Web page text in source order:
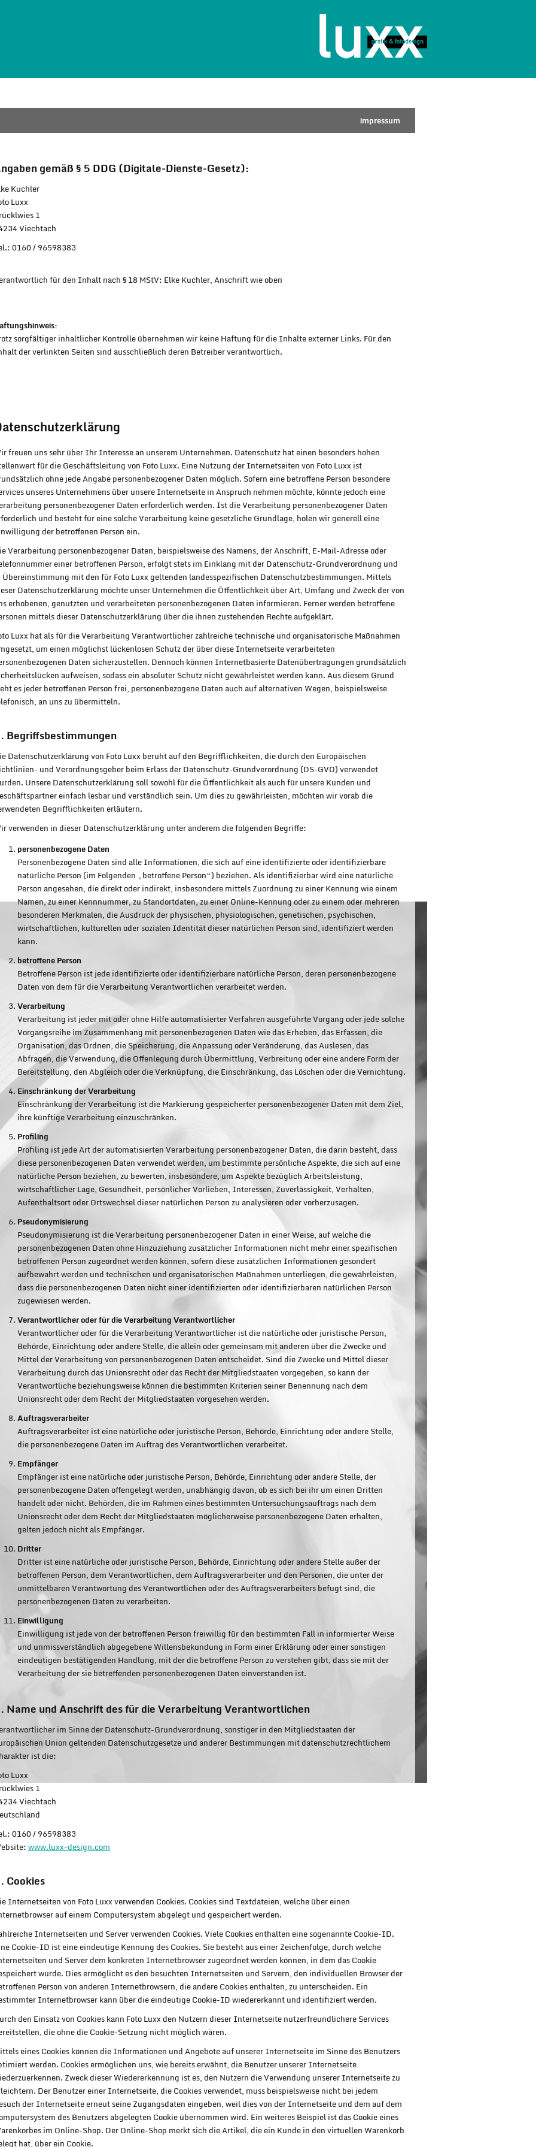
impressum
gemäß § 5 DDG (Digitale-Dienste-Gesetz):
Kuchler
Luxx
1
Viechtach
0160 / 96598383
für den Inhalt nach § 18 MStV: Elke Kuchler, Anschrift wie oben
sorgfältiger inhaltlicher Kontrolle übernehmen wir keine Haftung für die Inhalte externer Links. Für den
der verlinkten Seiten sind ausschließlich deren Betreiber verantwortlich.
freuen uns sehr über Ihr Interesse an unserem Unternehmen. Datenschutz hat einen besonders hohen
für die Geschäftsleitung von Foto Luxx. Eine Nutzung der Internetseiten von Foto Luxx ist
ohne jede Angabe personenbezogener Daten möglich. Sofern eine betroffene Person besondere
unseres Unternehmens über unsere Internetseite in Anspruch nehmen möchte, könnte jedoch eine
personenbezogener Daten erforderlich werden. Ist die Verarbeitung personenbezogener Daten
und besteht für eine solche Verarbeitung keine gesetzliche Grundlage, holen wir generell eine
der betroffenen Person ein.
Verarbeitung personenbezogener Daten, beispielsweise des Namens, der Anschrift, E-Mail-Adresse oder
einer betroffenen Person, erfolgt stets im Einklang mit der Datenschutz-Grundverordnung und
mit den für Foto Luxx geltenden landesspezifischen Datenschutzbestimmungen. Mittels
Datenschutzerklärung möchte unser Unternehmen die Öffentlichkeit über Art, Umfang und Zweck der von
erhobenen, genutzten und verarbeiteten personenbezogenen Daten informieren. Ferner werden betroffene
mittels dieser Datenschutzerklärung über die ihnen zustehenden Rechte aufgeklärt.
Luxx hat als für die Verarbeitung Verantwortlicher zahlreiche technische und organisatorische Maßnahmen
um einen möglichst lückenlosen Schutz der über diese Internetseite verarbeiteten
Daten sicherzustellen. Dennoch können Internetbasierte Datenübertragungen grundsätzlich
aufweisen, sodass ein absoluter Schutz nicht gewährleistet werden kann. Aus diesem Grund
es jeder betroffenen Person frei, personenbezogene Daten auch auf alternativen Wegen, beispielsweise
an uns zu übermitteln.
Begriffsbestimmungen
Datenschutzerklärung von Foto Luxx beruht auf den Begrifflichkeiten, die durch den Europäischen
und Verordnungsgeber beim Erlass der Datenschutz-Grundverordnung (DS-GVO) verwendet
Unsere Datenschutzerklärung soll sowohl für die Öffentlichkeit als auch für unsere Kunden und
einfach lesbar und verständlich sein. Um dies zu gewährleisten, möchten wir vorab die
Begrifflichkeiten erläutern.
verwenden in dieser Datenschutzerklärung unter anderem die folgenden Begriffe:
personenbezogene Daten
Personenbezogene Daten sind alle Informationen, die sich auf eine identifizierte oder identifizierbare
natürliche Person (im Folgenden „betroffene Person“) beziehen. Als identifizierbar wird eine natürliche
Person angesehen, die direkt oder indirekt, insbesondere mittels Zuordnung zu einer Kennung wie einem
Namen, zu einer Kennnummer, zu Standortdaten, zu einer Online-Kennung oder zu einem oder mehreren
besonderen Merkmalen, die Ausdruck der physischen, physiologischen, genetischen, psychischen,
wirtschaftlichen, kulturellen oder sozialen Identität dieser natürlichen Person sind, identifiziert werden
kann.
betroffene Person
Betroffene Person ist jede identifizierte oder identifizierbare natürliche Person, deren personenbezogene
Daten von dem für die Verarbeitung Verantwortlichen verarbeitet werden.
Verarbeitung
Verarbeitung ist jeder mit oder ohne Hilfe automatisierter Verfahren ausgeführte Vorgang oder jede solche
Vorgangsreihe im Zusammenhang mit personenbezogenen Daten wie das Erheben, das Erfassen, die
Organisation, das Ordnen, die Speicherung, die Anpassung oder Veränderung, das Auslesen, das
Abfragen, die Verwendung, die Offenlegung durch Übermittlung, Verbreitung oder eine andere Form der
Bereitstellung, den Abgleich oder die Verknüpfung, die Einschränkung, das Löschen oder die Vernichtung.
Einschränkung der Verarbeitung
Einschränkung der Verarbeitung ist die Markierung gespeicherter personenbezogener Daten mit dem Ziel,
ihre künftige Verarbeitung einzuschränken.
Profiling
Profiling ist jede Art der automatisierten Verarbeitung personenbezogener Daten, die darin besteht, dass
diese personenbezogenen Daten verwendet werden, um bestimmte persönliche Aspekte, die sich auf eine
natürliche Person beziehen, zu bewerten, insbesondere, um Aspekte bezüglich Arbeitsleistung,
wirtschaftlicher Lage, Gesundheit, persönlicher Vorlieben, Interessen, Zuverlässigkeit, Verhalten,
Aufenthaltsort oder Ortswechsel dieser natürlichen Person zu analysieren oder vorherzusagen.
Pseudonymisierung
Pseudonymisierung ist die Verarbeitung personenbezogener Daten in einer Weise, auf welche die
personenbezogenen Daten ohne Hinzuziehung zusätzlicher Informationen nicht mehr einer spezifischen
betroffenen Person zugeordnet werden können, sofern diese zusätzlichen Informationen gesondert
aufbewahrt werden und technischen und organisatorischen Maßnahmen unterliegen, die gewährleisten,
dass die personenbezogenen Daten nicht einer identifizierten oder identifizierbaren natürlichen Person
zugewiesen werden.
Verantwortlicher oder für die Verarbeitung Verantwortlicher
Verantwortlicher oder für die Verarbeitung Verantwortlicher ist die natürliche oder juristische Person,
Behörde, Einrichtung oder andere Stelle, die allein oder gemeinsam mit anderen über die Zwecke und
Mittel der Verarbeitung von personenbezogenen Daten entscheidet. Sind die Zwecke und Mittel dieser
Verarbeitung durch das Unionsrecht oder das Recht der Mitgliedstaaten vorgegeben, so kann der
Verantwortliche beziehungsweise können die bestimmten Kriterien seiner Benennung nach dem
Unionsrecht oder dem Recht der Mitgliedstaaten vorgesehen werden.
Auftragsverarbeiter
Auftragsverarbeiter ist eine natürliche oder juristische Person, Behörde, Einrichtung oder andere Stelle,
die personenbezogene Daten im Auftrag des Verantwortlichen verarbeitet.
Empfänger
Empfänger ist eine natürliche oder juristische Person, Behörde, Einrichtung oder andere Stelle, der
personenbezogene Daten offengelegt werden, unabhängig davon, ob es sich bei ihr um einen Dritten
handelt oder nicht. Behörden, die im Rahmen eines bestimmten Untersuchungsauftrags nach dem
Unionsrecht oder dem Recht der Mitgliedstaaten möglicherweise personenbezogene Daten erhalten,
gelten jedoch nicht als Empfänger.
Dritter
Dritter ist eine natürliche oder juristische Person, Behörde, Einrichtung oder andere Stelle außer der
betroffenen Person, dem Verantwortlichen, dem Auftragsverarbeiter und den Personen, die unter der
unmittelbaren Verantwortung des Verantwortlichen oder des Auftragsverarbeiters befugt sind, die
personenbezogenen Daten zu verarbeiten.
Einwilligung
Einwilligung ist jede von der betroffenen Person freiwillig für den bestimmten Fall in informierter Weise
und unmissverständlich abgegebene Willensbekundung in Form einer Erklärung oder einer sonstigen
eindeutigen bestätigenden Handlung, mit der die betroffene Person zu verstehen gibt, dass sie mit der
Verarbeitung der sie betreffenden personenbezogenen Daten einverstanden ist.
Name und Anschrift des für die Verarbeitung Verantwortlichen
im Sinne der Datenschutz-Grundverordnung, sonstiger in den Mitgliedstaaten der
Union geltenden Datenschutzgesetze und anderer Bestimmungen mit datenschutzrechtlichem
ist die:
Luxx
1
Viechtach
0160 / 96598383
www.luxx-design.com
Cookies
Internetseiten von Foto Luxx verwenden Cookies. Cookies sind Textdateien, welche über einen
auf einem Computersystem abgelegt und gespeichert werden.
Internetseiten und Server verwenden Cookies. Viele Cookies enthalten eine sogenannte Cookie-ID.
Cookie-ID ist eine eindeutige Kennung des Cookies. Sie besteht aus einer Zeichenfolge, durch welche
und Server dem konkreten Internetbrowser zugeordnet werden können, in dem das Cookie
wurde. Dies ermöglicht es den besuchten Internetseiten und Servern, den individuellen Browser der
Person von anderen Internetbrowsern, die andere Cookies enthalten, zu unterscheiden. Ein
Internetbrowser kann über die eindeutige Cookie-ID wiedererkannt und identifiziert werden.
den Einsatz von Cookies kann Foto Luxx den Nutzern dieser Internetseite nutzerfreundlichere Services
die ohne die Cookie-Setzung nicht möglich wären.
eines Cookies können die Informationen und Angebote auf unserer Internetseite im Sinne des Benutzers
werden. Cookies ermöglichen uns, wie bereits erwähnt, die Benutzer unserer Internetseite
Zweck dieser Wiedererkennung ist es, den Nutzern die Verwendung unserer Internetseite zu
Der Benutzer einer Internetseite, die Cookies verwendet, muss beispielsweise nicht bei jedem
der Internetseite erneut seine Zugangsdaten eingeben, weil dies von der Internetseite und dem auf dem
des Benutzers abgelegten Cookie übernommen wird. Ein weiteres Beispiel ist das Cookie eines
im Online-Shop. Der Online-Shop merkt sich die Artikel, die ein Kunde in den virtuellen Warenkorb
hat, über ein Cookie.